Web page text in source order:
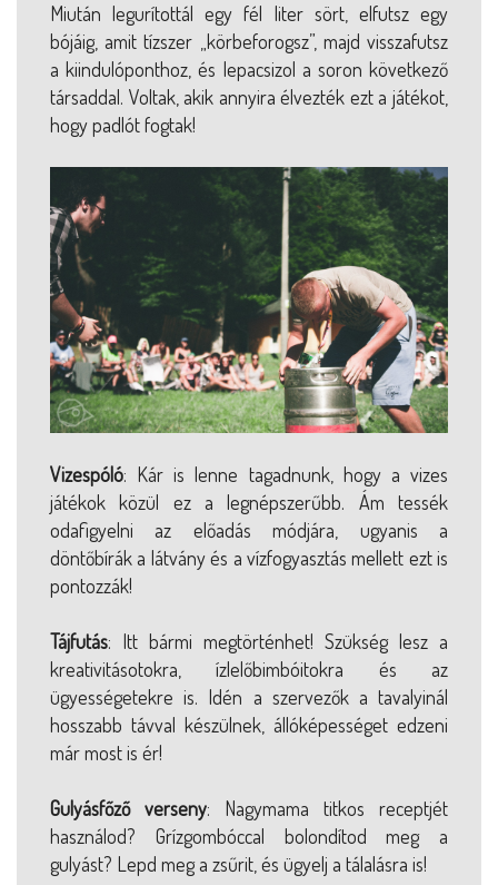
Miután legurítottál egy fél liter sört, elfutsz egy
bójáig, amit tízszer „körbeforogsz”, majd visszafutsz
a kiindulóponthoz, és lepacsizol a soron következő
társaddal. Voltak, akik annyira élvezték ezt a játékot,
hogy padlót fogtak!
Vizespóló: Kár is lenne tagadnunk, hogy a vizes
játékok közül ez a legnépszerűbb. Ám tessék
odafigyelni az előadás módjára, ugyanis a
döntőbírák a látvány és a vízfogyasztás mellett ezt is
pontozzák!
Tájfutás: Itt bármi megtörténhet! Szükség lesz a
kreativitásotokra, ízlelőbimbóitokra és az
ügyességetekre is. Idén a szervezők a tavalyinál
hosszabb távval készülnek, állóképességet edzeni
már most is ér!
Gulyásfőző verseny: Nagymama titkos receptjét
használod? Grízgombóccal bolondítod meg a
gulyást? Lepd meg a zsűrit, és ügyelj a tálalásra is!